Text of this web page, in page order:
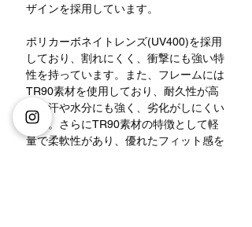
ザインを採用しています。
ポリカーボネイトレンズ(UV400)を採用
しており、割れにくく、衝撃にも強い特
性を持っています。また、フレームには
TR90素材を使用しており、耐久性が高
く、汗や水分にも強く、劣化がしにくい
です。さらにTR90素材の特徴として軽
量で柔軟性があり、優れたフィット感を